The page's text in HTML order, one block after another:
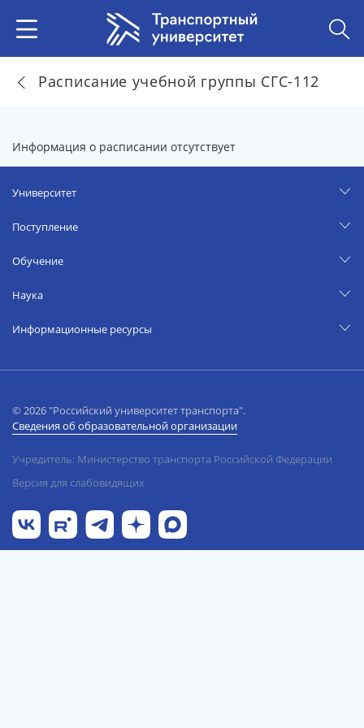
Расписание учебной группы СГС-112
Информация о расписании отсутствует
Университет
Поступление
Обучение
Наука
Информационные ресурсы
© 2026 "Российский университет транспорта".
Сведения об образовательной организации
Учредитель: Министерство транспорта Российской Федерации
Версия для слабовидящих